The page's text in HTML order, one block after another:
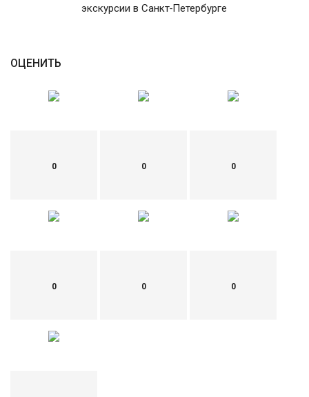
экскурсии в Санкт-Петербурге
ОЦЕНИТЬ
0 0 0
0 0 0